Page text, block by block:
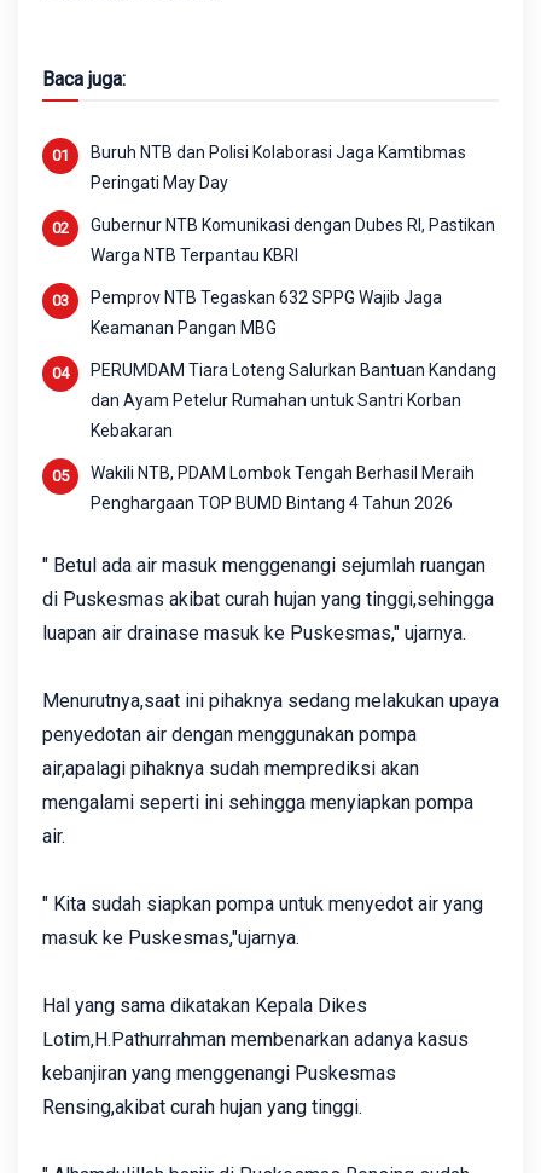
Baca juga:
Buruh NTB dan Polisi Kolaborasi Jaga Kamtibmas
Peringati May Day
Gubernur NTB Komunikasi dengan Dubes RI, Pastikan
Warga NTB Terpantau KBRI
Pemprov NTB Tegaskan 632 SPPG Wajib Jaga
Keamanan Pangan MBG
PERUMDAM Tiara Loteng Salurkan Bantuan Kandang
dan Ayam Petelur Rumahan untuk Santri Korban
Kebakaran
Wakili NTB, PDAM Lombok Tengah Berhasil Meraih
Penghargaan TOP BUMD Bintang 4 Tahun 2026
" Betul ada air masuk menggenangi sejumlah ruangan
di Puskesmas akibat curah hujan yang tinggi,sehingga
luapan air drainase masuk ke Puskesmas," ujarnya.
Menurutnya,saat ini pihaknya sedang melakukan upaya
penyedotan air dengan menggunakan pompa
air,apalagi pihaknya sudah memprediksi akan
mengalami seperti ini sehingga menyiapkan pompa
air.
" Kita sudah siapkan pompa untuk menyedot air yang
masuk ke Puskesmas,"ujarnya.
Hal yang sama dikatakan Kepala Dikes
Lotim,H.Pathurrahman membenarkan adanya kasus
kebanjiran yang menggenangi Puskesmas
Rensing,akibat curah hujan yang tinggi.